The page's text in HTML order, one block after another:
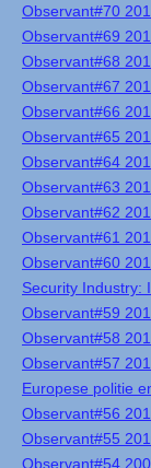
Observant#70
Observant#69
Observant#68
Observant#67
Observant#66
Observant#65
Observant#64
Observant#63
Observant#62
Observant#61
Observant#60
Security Industry:
Observant#59
Observant#58
Observant#57
Europese politie
Observant#56
Observant#55
Observant#54